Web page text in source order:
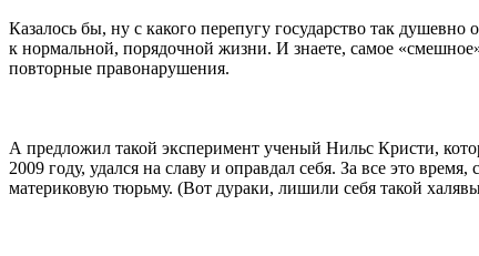
Казалось бы, ну с какого перепугу государство так душевно
к нормальной, порядочной жизни. И знаете, самое
повторные правонарушения.
А предложил такой эксперимент ученый Нильс Кристи,
2009 году, удался на славу и оправдал себя. За все это
материковую тюрьму. (Вот дураки, лишили себя такой